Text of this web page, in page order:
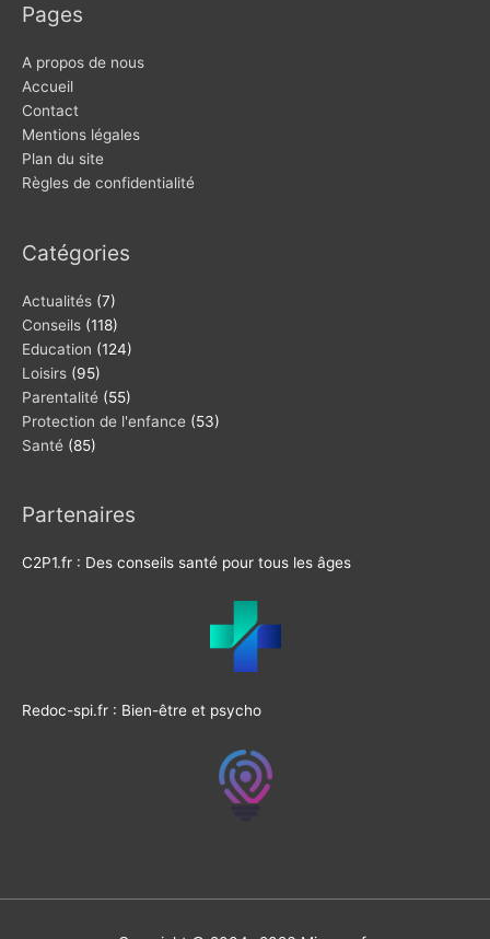
Pages
A propos de nous
Accueil
Contact
Mentions légales
Plan du site
Règles de confidentialité
Catégories
Actualités (7)
Conseils (118)
Education (124)
Loisirs (95)
Parentalité (55)
Protection de l'enfance (53)
Santé (85)
Partenaires
C2P1.fr : Des conseils santé pour tous les âges
Redoc-spi.fr : Bien-être et psycho